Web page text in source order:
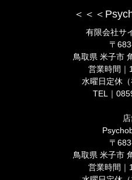
＜＜＜
有限会社サ
〒
鳥取県 米子市
営業時間｜
水曜日定休（
TEL｜
〒
鳥取県 米子市
営業時間｜